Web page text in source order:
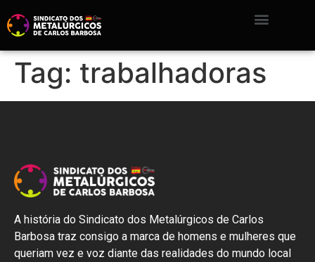
Tag: trabalhadoras
A história do Sindicato dos Metalúrgicos de Carlos
Barbosa traz consigo a marca de homens e mulheres que
queriam vez e voz diante das realidades do mundo local